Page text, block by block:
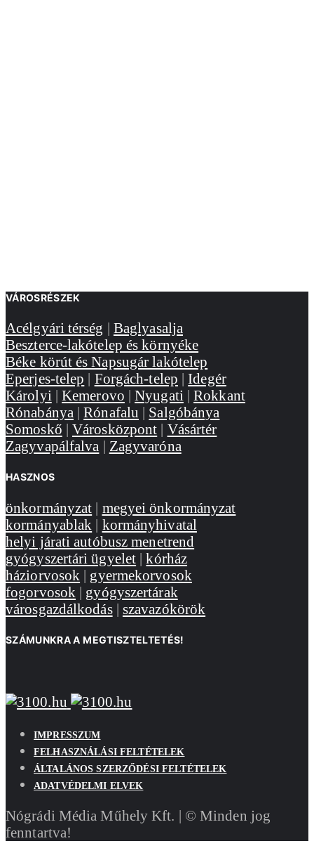
VÁROSRÉSZEK
Acélgyári térség | Baglyasalja
Beszterce-lakótelep és környéke
Béke körút és Napsugár lakótelep
Eperjes-telep | Forgách-telep |Idegér
Károlyi |Kemerovo |Nyugati |Rokkant
Rónabánya |Rónafalu | Salgóbánya
Somoskő |Városközpont | Vásártér
Zagyvapálfalva | Zagyvaróna
HASZNOS
önkormányzat | megyei önkormányzat
kormányablak | kormányhivatal
helyi járati autóbusz menetrend
gyógyszertári ügyelet |kórház
háziorvosok | gyermekorvosok
fogorvosok | gyógyszertárak
városgazdálkodás| szavazókörök
SZÁMUNKRA A MEGTISZTELTETÉS!
IMPRESSZUM
FELHASZNÁLÁSI FELTÉTELEK
ÁLTALÁNOS SZERZŐDÉSI FELTÉTELEK
ADATVÉDELMI ELVEK
Nógrádi Média Műhely Kft. | © Minden jog
fenntartva!